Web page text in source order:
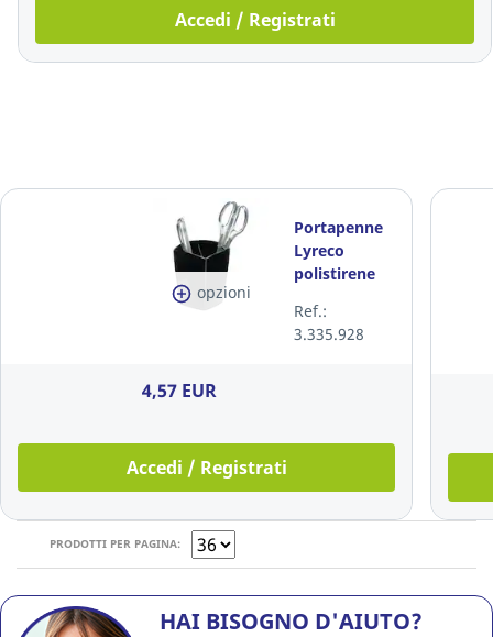
Accedi / Registrati
opzioni
Portapenne
Lyreco
polistirene
Ref.:
3.335.928
4,57 EUR
Accedi / Registrati
PRODOTTI PER PAGINA:
HAI BISOGNO D'AIUTO?